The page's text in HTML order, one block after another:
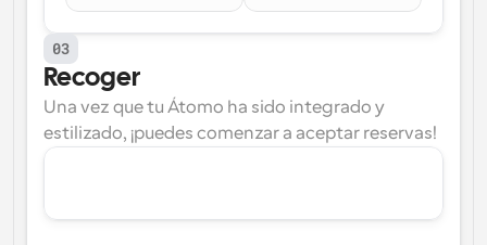
03
Recoger
Una vez que tu Átomo ha sido integrado y
estilizado, ¡puedes comenzar a aceptar reservas!